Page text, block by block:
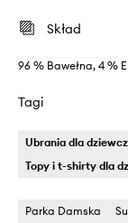
Skład
96 % Bawełna, 4 %
Tagi
Ubrania dla
Topy i t-shirty dla
Parka Damska